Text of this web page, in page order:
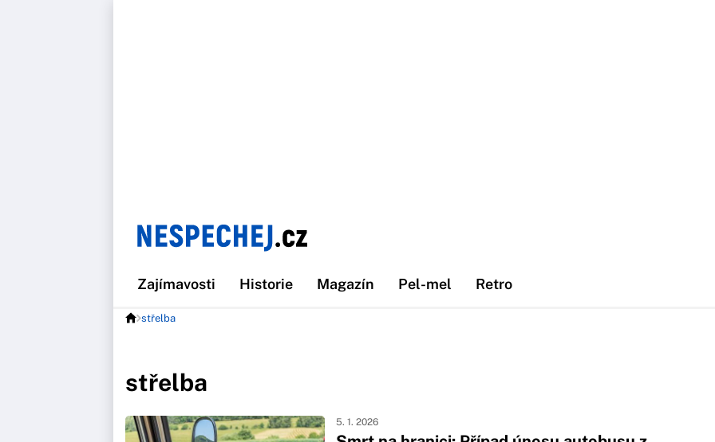
Zajímavosti Historie Magazín Pel-mel Retro
střelba
střelba
5. 1. 2026